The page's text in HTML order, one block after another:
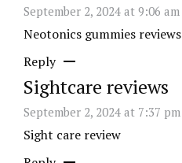
September 2, 2024 at 9:06 am
Neotonics gummies reviews
Reply
Sightcare reviews
September 2, 2024 at 7:37 pm
Sight care review